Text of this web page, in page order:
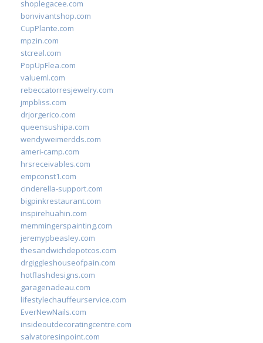
shoplegacee.com
bonvivantshop.com
CupPlante.com
mpzin.com
stcreal.com
PopUpFlea.com
valueml.com
rebeccatorresjewelry.com
jmpbliss.com
drjorgerico.com
queensushipa.com
wendyweimerdds.com
ameri-camp.com
hrsreceivables.com
empconst1.com
cinderella-support.com
bigpinkrestaurant.com
inspirehuahin.com
memmingerspainting.com
jeremypbeasley.com
thesandwichdepotcos.com
drgiggleshouseofpain.com
hotflashdesigns.com
garagenadeau.com
lifestylechauffeurservice.com
EverNewNails.com
insideoutdecoratingcentre.com
salvatoresinpoint.com